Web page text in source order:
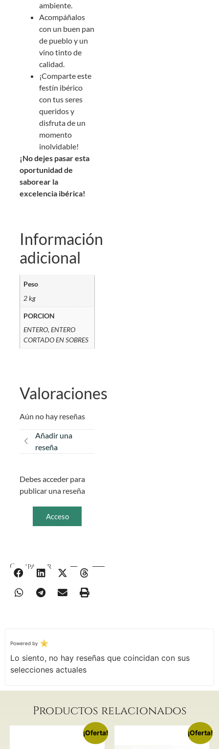
ambiente.
Acompáñalos
con un buen pan
de pueblo y un
vino tinto de
calidad.
¡Comparte este
festín ibérico
con tus seres
queridos y
disfruta de un
momento
inolvidable!
¡No dejes pasar esta
oportunidad de
saborear la
excelencia ibérica!
Información
adicional
Peso
2 kg
PORCION
ENTERO, ENTERO
CORTADO EN SOBRES
Valoraciones
Aún no hay reseñas
Añadir una
reseña
Debes acceder para
publicar una reseña
Acceso
Compartir
Powered by
Lo siento, no hay reseñas que coincidan con sus
selecciones actuales
Productos relacionados
¡Oferta! ¡Oferta!